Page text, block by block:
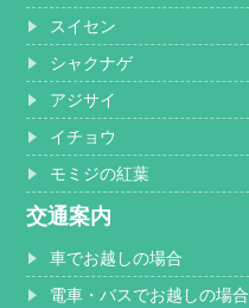
スイセン
シャクナゲ
アジサイ
イチョウ
モミジの紅葉
交通案内
車でお越しの場合
電車・バスでお越しの場合